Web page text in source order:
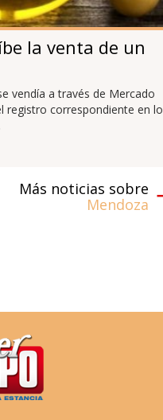
la venta de un
vendía a través de Mercado
registro correspondiente en
Más noticias sobre
Mendoza